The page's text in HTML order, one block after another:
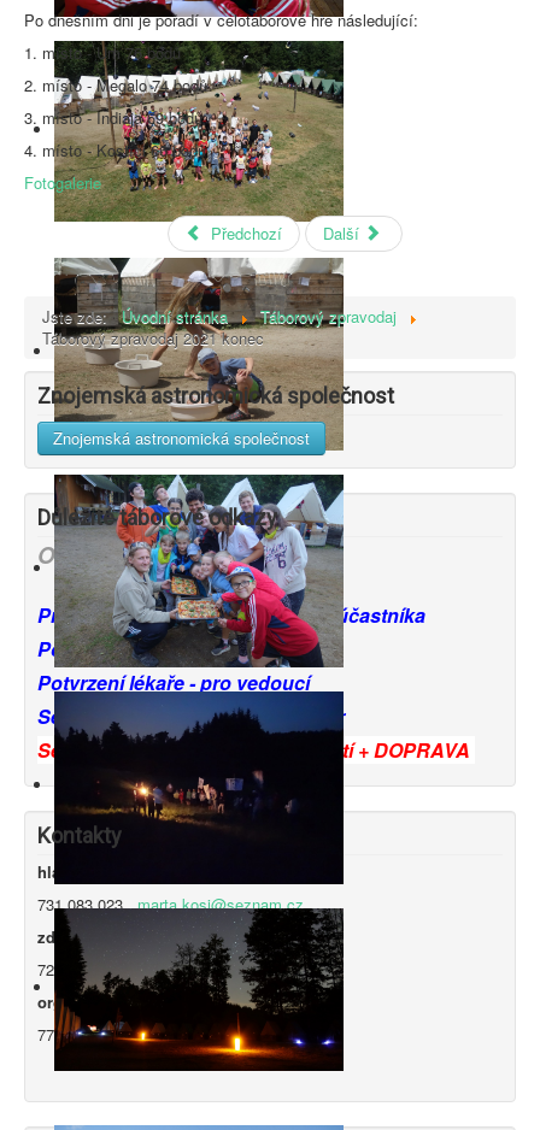
Po dnešním dni je pořadí v celotáborové hře následující:
1. místo - Um 76 bodů
2. místo - Megalo 74 bodů
3. místo - Indiája 69 bodů
4. místo - Kostíci 66 bodů
Fotogalerie
Předchozí Další
Jste zde: Úvodní stránka
Táborový zpravodaj
Táborový zpravodaj 2021 konec
Znojemská astronomická společnost
Znojemská astronomická společnost
Důležité táborové odkazy
ON LINE přihláška
Prohlášení zákonných zástupců účastníka
Potvrzení lékaře - pro děti
Potvrzení lékaře - pro vedoucí
Seznam věcí potřebných na tábor
Seznam závazně přihlášených dětí + DOPRAVA
Kontakty
hlavní vedoucí tábora - Marta Sýkorová
731 083 023 marta.kosi@seznam.cz
zdravotník tábora - Ing. Luděk Chromík
724 302 667
lchromik@seznam.cz
organizátor tábora - Petr Tichý
777 742 949tichy@profipodlahy.cz